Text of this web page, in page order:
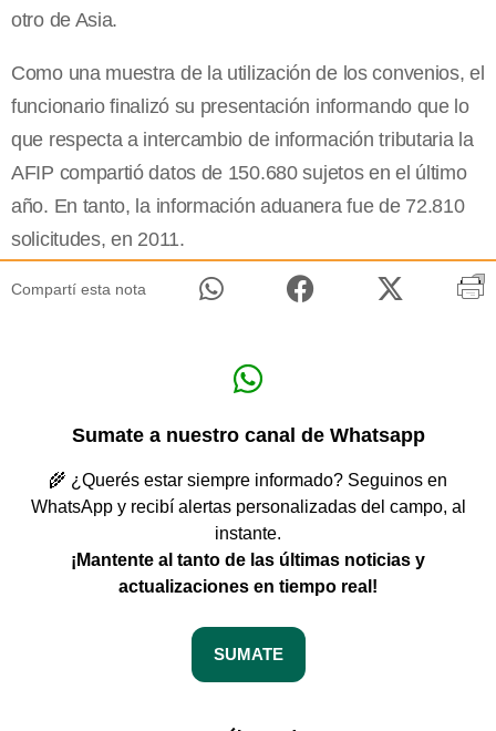
otro de Asia.
Como una muestra de la utilización de los convenios, el
funcionario finalizó su presentación informando que lo
que respecta a intercambio de información tributaria la
AFIP compartió datos de 150.680 sujetos en el último
año. En tanto, la información aduanera fue de 72.810
solicitudes, en 2011.
Compartí esta nota
Sumate a nuestro canal de Whatsapp
🌾 ¿Querés estar siempre informado? Seguinos en
WhatsApp y recibí alertas personalizadas del campo, al
instante.
¡Mantente al tanto de las últimas noticias y
actualizaciones en tiempo real!
SUMATE